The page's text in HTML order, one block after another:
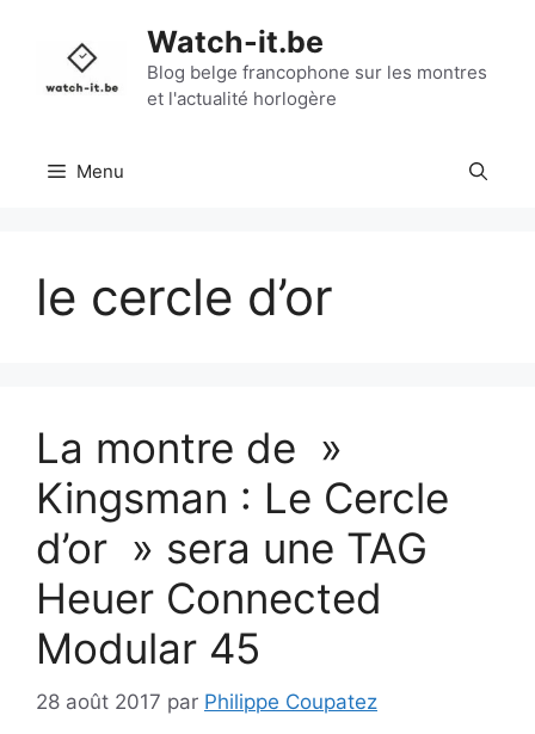
contenu
Watch-it.be
Blog belge francophone sur les montres
et l'actualité horlogère
Menu
le cercle d’or
La montre de »
Kingsman : Le Cercle
d’or » sera une TAG
Heuer Connected
Modular 45
28 août 2017 par Philippe Coupatez